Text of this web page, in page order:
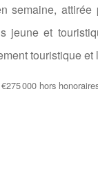
semaine,
jeune et
touristique
€275 000 hors